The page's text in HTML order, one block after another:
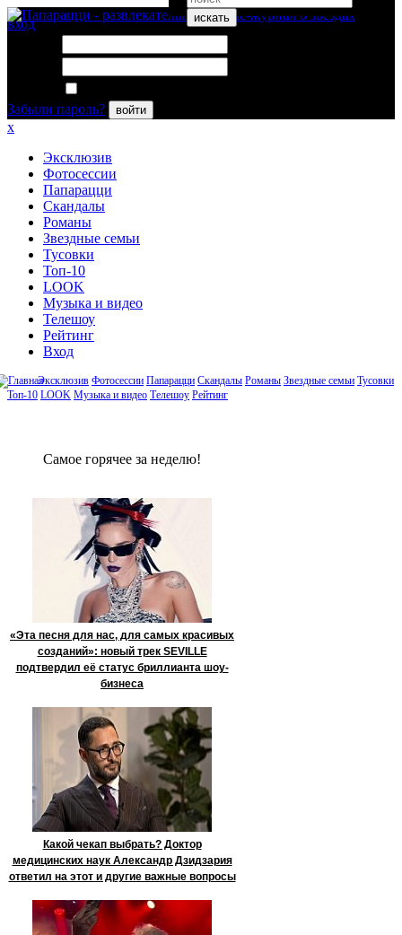
искать
вход
Забыли пароль?
войти
x
Эксклюзив
Фотосессии
Папарацци
Скандалы
Романы
Звездные семьи
Тусовки
Топ-10
LOOK
Музыка и видео
Телешоу
Рейтинг
Вход
Эксклюзив Фотосессии Папарацци Скандалы Романы Звездные семьи Тусовки
Топ-10 LOOK Музыка и видео Телешоу Рейтинг
Сaмое гoрячее за неделю!
«Эта песня для нас, для самых красивых
созданий»: новый трек SEVILLE
подтвердил её статус бриллианта шоу-
бизнеса
Какой чекап выбрать? Доктор
медицинских наук Александр Дзидзария
ответил на этот и другие важные вопросы